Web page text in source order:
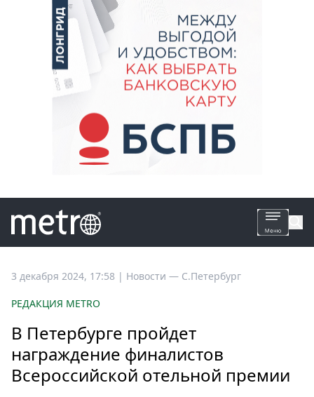
Все
Россия
Мир
Здоровье
3 декабря 2024, 17:58 | Новости — С.Петербург
РЕДАКЦИЯ METRO
В Петербурге пройдет
награждение финалистов
Всероссийской отельной премии